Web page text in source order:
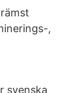
,
svenska